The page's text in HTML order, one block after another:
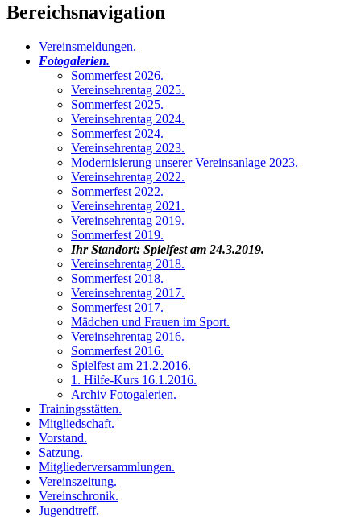
Bereichsnavigation
Vereinsmeldungen.
Fotogalerien.
Sommerfest 2026.
Vereinsehrentag 2025.
Sommerfest 2025.
Vereinsehrentag 2024.
Sommerfest 2024.
Vereinsehrentag 2023.
Modernisierung unserer Vereinsanlage 2023.
Vereinsehrentag 2022.
Sommerfest 2022.
Vereinsehrentag 2021 .
Vereinsehrentag 2019.
Sommerfest 2019.
Ihr Standort: Spielfest am 24.3.2019.
Vereinsehrentag 2018.
Sommerfest 2018.
Vereinsehrentag 2017.
Sommerfest 2017.
Mädchen und Frauen im Sport.
Vereinsehrentag 2016.
Sommerfest 2016.
Spielfest am 21.2.2016.
1. Hilfe-Kurs 16.1.2016.
Archiv Fotogalerien.
Trainingsstätten.
Mitgliedschaft.
Vorstand.
Satzung.
Mitgliederversammlungen.
Vereinszeitung.
Vereinschronik.
Jugendtreff.